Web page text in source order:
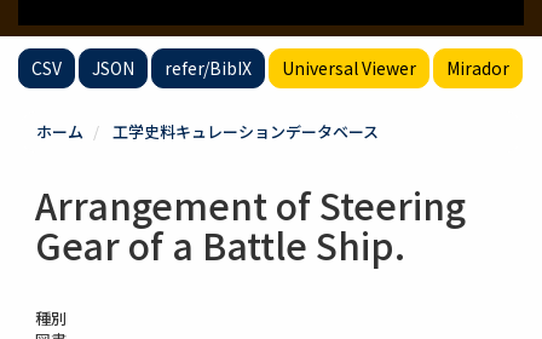
CSV JSON refer/BibIX Universal Viewer Mirador
ホーム 工学史料キュレーションデータベース
Arrangement of Steering
Gear of a Battle Ship.
種別